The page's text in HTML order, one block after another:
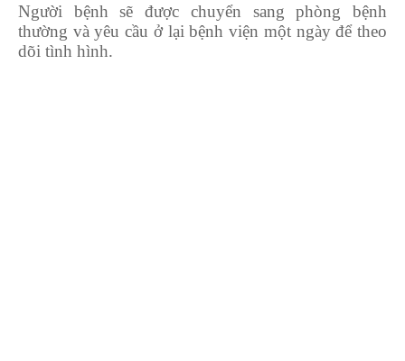
Người bệnh sẽ được chuyển sang phòng bệnh
thường và yêu cầu ở lại bệnh viện một ngày để theo
dõi tình hình.